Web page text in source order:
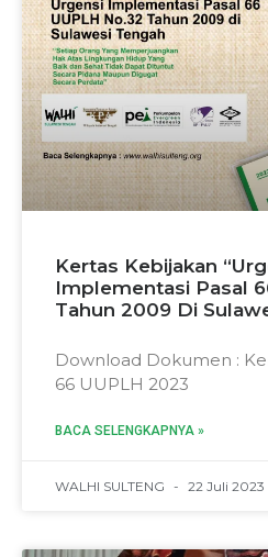
Kertas Kebijakan
Implementasi Pasal
Tahun 2009 Di
Download Dokumen :
66 UUPLH 2023
BACA SELENGKAPNYA »
WALHI SULTENG 22 Juli 2023